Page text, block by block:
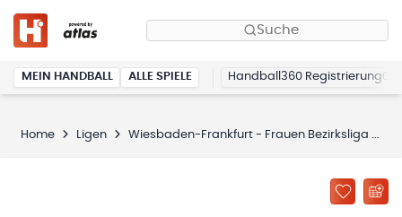
Suche
MEIN HANDBALL ALLE SPIELE Handball360 Registrierung
Home Ligen Wiesbaden-Frankfurt - Frauen Bezirksliga (Wiesbaden-Frankfurt 2025/2026)